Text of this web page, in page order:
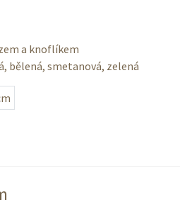
a knoflíkem
bělená, smetanová, zelená